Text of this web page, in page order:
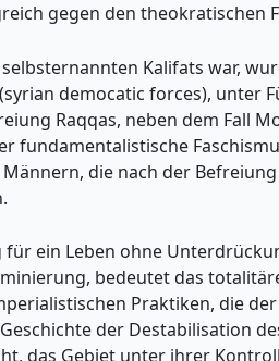
gegen den theokratischen
Kalifats war,
democatic forces), unter
Raqqas, neben dem Fall
fundamentalistische
die nach der
ein Leben ohne
bedeutet das
Praktiken, die
der Destabilisation
das Gebiet unter ihrer